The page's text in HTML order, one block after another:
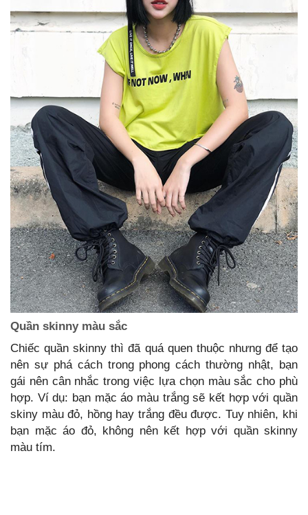
Quần skinny màu sắc
Chiếc quần skinny thì đã quá quen thuộc nhưng để tạo
nên sự phá cách trong phong cách thường nhật, bạn
gái nên cân nhắc trong việc lựa chọn màu sắc cho phù
hợp. Ví dụ: bạn mặc áo màu trắng sẽ kết hợp với quần
skiny màu đỏ, hồng hay trắng đều được. Tuy nhiên, khi
bạn mặc áo đỏ, không nên kết hợp với quần skinny
màu tím.